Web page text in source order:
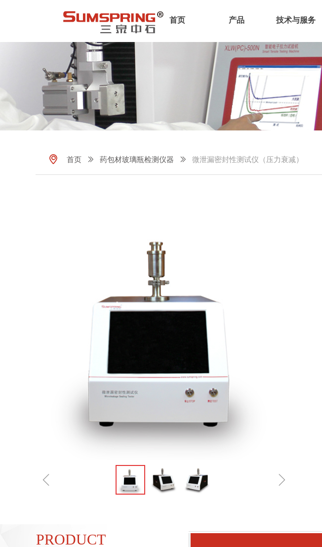
首页 产品 技术与服务
首页 ꅀ 药包材玻璃瓶检测仪器 ꅀ 微泄漏密封性测试仪（压力衰减）
ꀷ
ꁆ ꁇ
PRODUCT